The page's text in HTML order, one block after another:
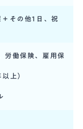
その他1日、祝
労働保険、雇用保
上）